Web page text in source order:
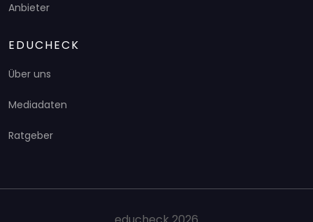
Anbieter
EDUCHECK
Über uns
Mediadaten
Ratgeber